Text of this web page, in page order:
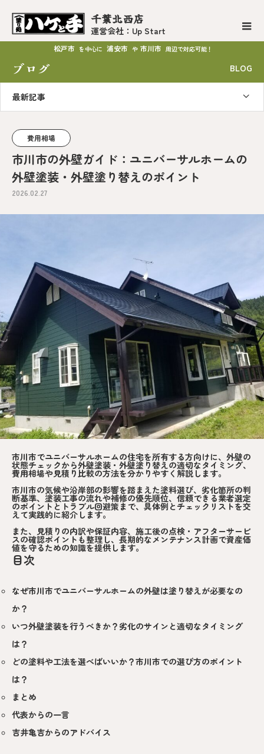
千葉北西店
運営会社：Up Start
松戸市 を中心に 浦安市 や 市川市 周辺で対応可能！
ブログ BLOG
最新記事
費用相場
市川市の外壁ガイド：ユニバーサルホームの
外壁塗装・外壁塗り替えのポイント
2026.02.27
市川市でユニバーサルホームの住宅を所有する方向けに、外壁の
状態チェックから外壁塗装・外壁塗り替えの適切なタイミング、
費用相場や見積り比較の方法を分かりやすく解説します。
市川市の気候や沿岸部の影響を踏まえた塗料選び、劣化箇所の判
断基準、塗装工事の流れや補修の優先順位、信頼できる業者選定
のポイントとトラブル回避策まで、具体例とチェックリストを交
えて実践的に紹介します。
また、見積りの内訳や保証内容、施工後の点検・アフターサービ
スの確認ポイントも整理し、長期的なメンテナンス計画で資産価
値を守るための知識を提供します。
目次
なぜ市川市でユニバーサルホームの外壁は塗り替えが必要なの
か？
いつ外壁塗装を行うべきか？劣化のサインと適切なタイミング
は？
どの塗料や工法を選べばいいか？市川市での選び方のポイント
は？
まとめ
代表からの一言
吉井亀吉からのアドバイス